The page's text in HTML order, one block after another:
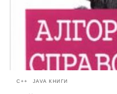
C++ JAVA КНИГИ